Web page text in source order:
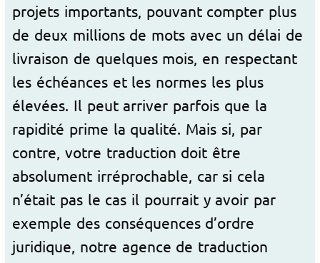
projets importants, pouvant compter plus
de deux millions de mots avec un délai de
livraison de quelques mois, en respectant
les échéances et les normes les plus
élevées. Il peut arriver parfois que la
rapidité prime la qualité. Mais si, par
contre, votre traduction doit être
absolument irréprochable, car si cela
n’était pas le cas il pourrait y avoir par
exemple des conséquences d’ordre
juridique, notre agence de traduction